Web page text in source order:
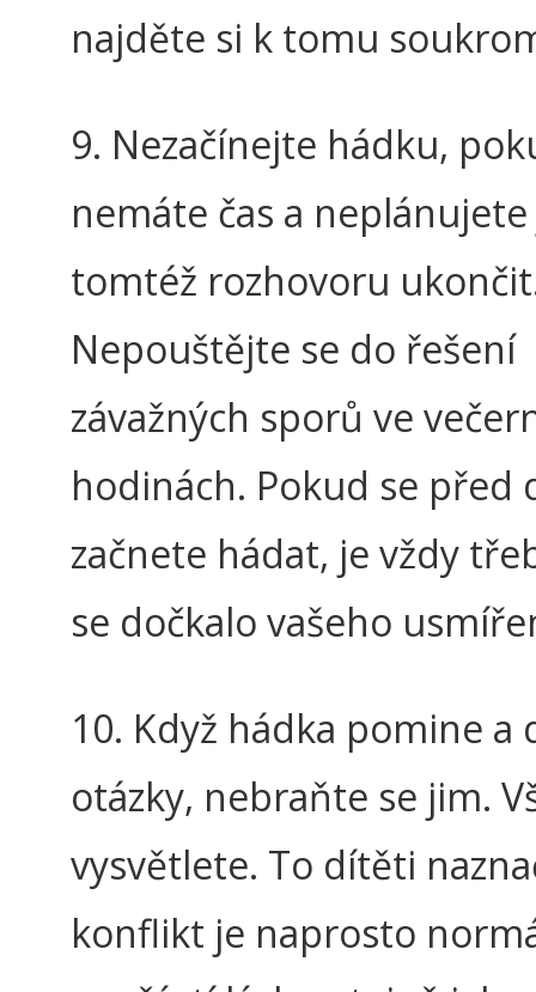
najděte si k tomu
9. Nezačínejte hádku,
nemáte čas a
tomtéž rozhovoru
Nepouštějte se do řešení
závažných sporů ve
hodinách. Pokud se před
začnete hádat, je vždy
se dočkalo vašeho
10. Když hádka pomine a
otázky, nebraňte se jim.
vysvětlete. To dítěti
konflikt je naprosto